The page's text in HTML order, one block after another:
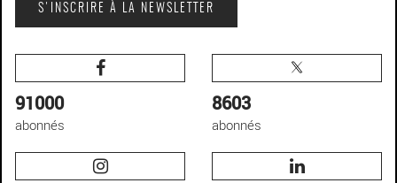
S'INSCRIRE À LA NEWSLETTER
91000
abonnés
8603
abonnés